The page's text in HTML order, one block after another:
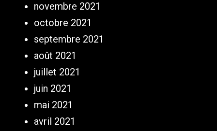
novembre 2021
octobre 2021
septembre 2021
août 2021
juillet 2021
juin 2021
mai 2021
avril 2021